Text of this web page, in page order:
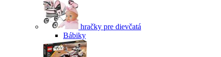
hračky pre dievčatá
Bábiky